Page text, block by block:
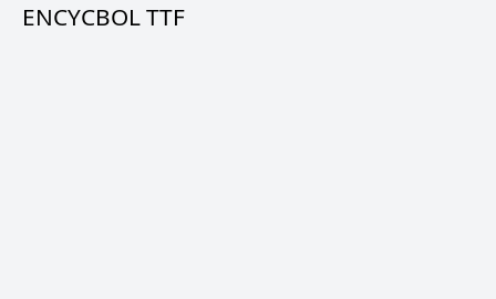
ENCYCBOL TTF